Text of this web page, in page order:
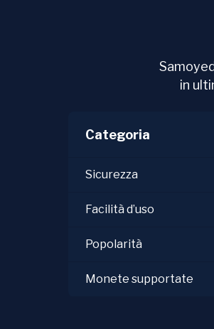
in
Categoria
Sicurezza
Facilità d’uso
Popolarità
Monete supportate